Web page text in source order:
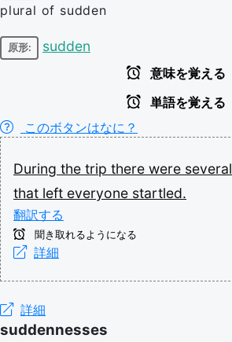
plural of sudden
原形: sudden
意味を覚える
単語を覚える
このボタンはなに？
During the trip there were several
that left everyone startled.
翻訳する
聞き取れるようになる
詳細
詳細
suddennesses